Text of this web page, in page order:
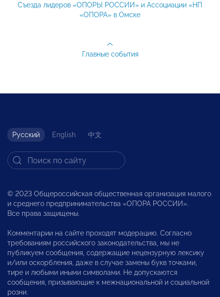
Съезда лидеров «ОПОРЫ РОССИИ» и Ассоциации «НП
«ОПОРА» в Омске
Главные события
Русский English 中文
© 2023 Общероссийская общественная организация малого
и среднего предпринимательства «ОПОРА РОССИИ».
Все права защищены.
Комментарии на сайте проходят модерацию. Согласно
требованиям российского законодательства, мы не
публикуем сообщения, содержащие нецензурную лексику
и/или оскорбления, даже в случае замены букв точками,
тире и любыми иными символами. Не допускаются
сообщения, призывающие к межнациональной и социальной
розни.